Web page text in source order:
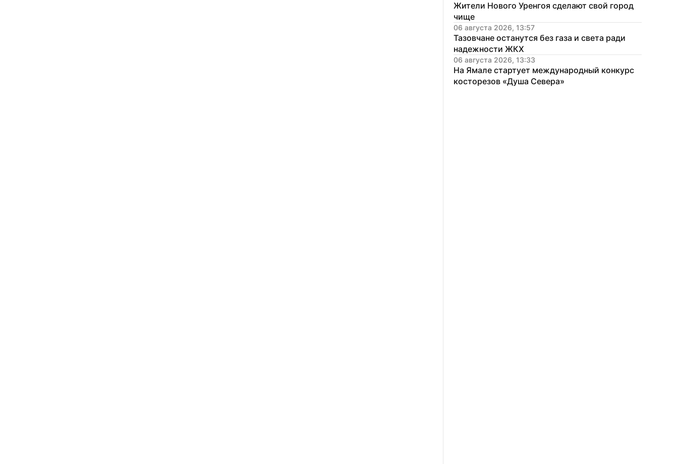
Жители Нового Уренгоя сделают свой город
чище
06 августа 2026, 13:57
Тазовчане останутся без газа и света ради
надежности ЖКХ
06 августа 2026, 13:33
На Ямале стартует международный конкурс
косторезов «Душа Севера»